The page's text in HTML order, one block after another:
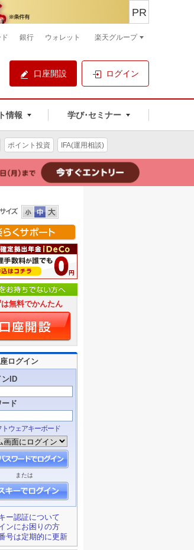
口座開設 ログイン
情報 学び･セミナー
PR
銀行 ウォレット 楽天グループ
ポイント投資 IFA(運用相談)
は無料でかんたん
ログイン
ンID
ド
トウェアキーボード
または
ー認証について
ンにお困りの方
号は定期的に更新